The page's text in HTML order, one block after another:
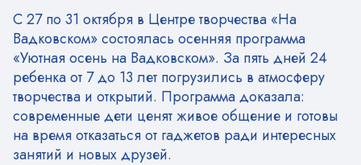
С 27 по 31 октября в Центре творчества «На
Вадковском» состоялась осенняя программа
«Уютная осень на Вадковском». За пять дней 24
ребенка от 7 до 13 лет погрузились в атмосферу
творчества и открытий. Программа доказала:
современные дети ценят живое общение и готовы
на время отказаться от гаджетов ради интересных
занятий и новых друзей.